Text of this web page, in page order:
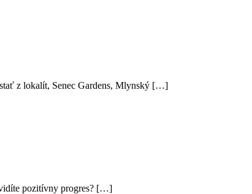
z lokalít, Senec Gardens, Mlynský […]
vidíte pozitívny progres? […]